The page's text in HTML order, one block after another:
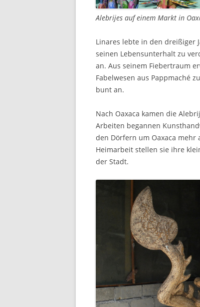
Alebrijes auf einem Markt in
Linares lebte in den dreißiger
seinen Lebensunterhalt zu
an. Aus seinem Fiebertraum
Fabelwesen aus Pappmaché
bunt an.
Nach Oaxaca kamen die
Arbeiten begannen
den Dörfern um Oaxaca
Heimarbeit stellen sie ihre
der Stadt.